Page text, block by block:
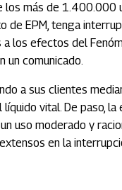
los más de 1.400.000
de EPM, tenga
los efectos del
un comunicado.
a sus clientes
vital. De paso, la
uso moderado y
en la